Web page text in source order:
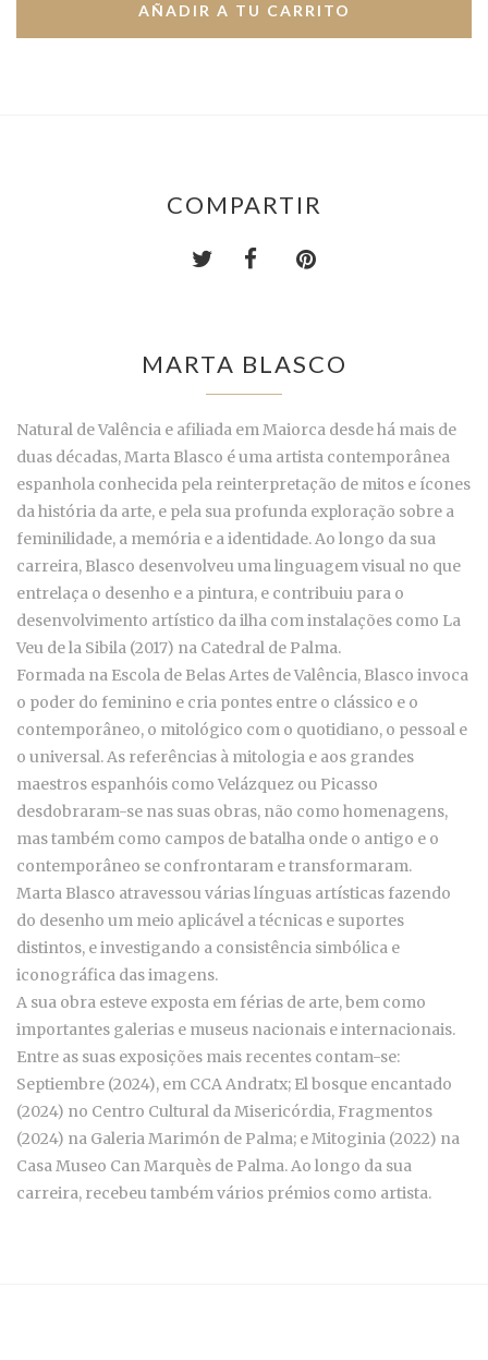
COMPARTIR
MARTA BLASCO
Natural de Valência e afiliada em Maiorca desde há mais de
duas décadas, Marta Blasco é uma artista contemporânea
espanhola conhecida pela reinterpretação de mitos e ícones
da história da arte, e pela sua profunda exploração sobre a
feminilidade, a memória e a identidade. Ao longo da sua
carreira, Blasco desenvolveu uma linguagem visual no que
entrelaça o desenho e a pintura, e contribuiu para o
desenvolvimento artístico da ilha com instalações como La
Veu de la Sibila (2017) na Catedral de Palma.
Formada na Escola de Belas Artes de Valência, Blasco invoca
o poder do feminino e cria pontes entre o clássico e o
contemporâneo, o mitológico com o quotidiano, o pessoal e
o universal. As referências à mitologia e aos grandes
maestros espanhóis como Velázquez ou Picasso
desdobraram-se nas suas obras, não como homenagens,
mas também como campos de batalha onde o antigo e o
contemporâneo se confrontaram e transformaram.
Marta Blasco atravessou várias línguas artísticas fazendo
do desenho um meio aplicável a técnicas e suportes
distintos, e investigando a consistência simbólica e
iconográfica das imagens.
A sua obra esteve exposta em férias de arte, bem como
importantes galerias e museus nacionais e internacionais.
Entre as suas exposições mais recentes contam-se:
Septiembre (2024), em CCA Andratx; El bosque encantado
(2024) no Centro Cultural da Misericórdia, Fragmentos
(2024) na Galeria Marimón de Palma; e Mitoginia (2022) na
Casa Museo Can Marquès de Palma. Ao longo da sua
carreira, recebeu também vários prémios como artista.